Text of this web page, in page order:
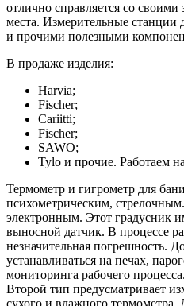
отлично справляется со
места. Измерительные
и прочими полезными
В продаже изделия:
Harvia;
Fischer;
Cariitti;
Fischer;
SAWO;
Tylo и прочие. Работаем
Термометр и гигрометр для
психометрическим,
электронным. Этот градусник
выносной датчик. В процессе
незначительная погрешность.
устанавливаться на печах,
мониторинга рабочего
Второй тип предусматривает
сухого и влажного термометра.